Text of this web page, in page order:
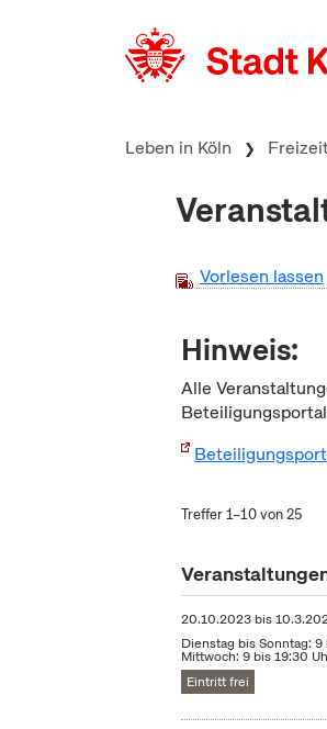
Leben in Köln
Vorlesen lassen
Hinweis:
Alle
Treffer 1–10 von 25
20.10.2023 bis
Dienstag bis Sonntag:
Mittwoch: 9 bis 19:30
Eintritt frei